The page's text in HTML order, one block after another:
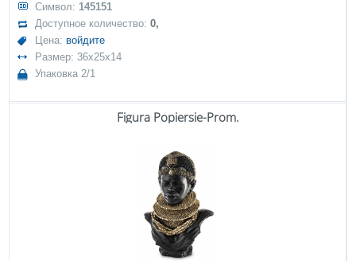
Символ: 145151
Доступное количество:0,
Цена: войдите
Размер: 36x25x14
Упаковка 2/1
Figura Popiersie-Prom.